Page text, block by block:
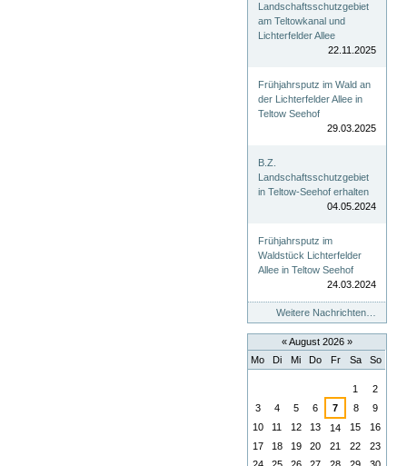
Landschaftsschutzgebiet
am Teltowkanal und
Lichterfelder Allee
22.11.2025
Frühjahrsputz im Wald an
der Lichterfelder Allee in
Teltow Seehof
29.03.2025
B.Z.
Landschaftsschutzgebiet
in Teltow-Seehof erhalten
04.05.2024
Frühjahrsputz im
Waldstück Lichterfelder
Allee in Teltow Seehof
24.03.2024
Weitere Nachrichten…
«August 2026 »
Mo Di Mi Do Fr Sa So
1
2
3
4 5 6 7 8
9
10
11 12 13 14 15
16
17
18 19 20 21 22
23